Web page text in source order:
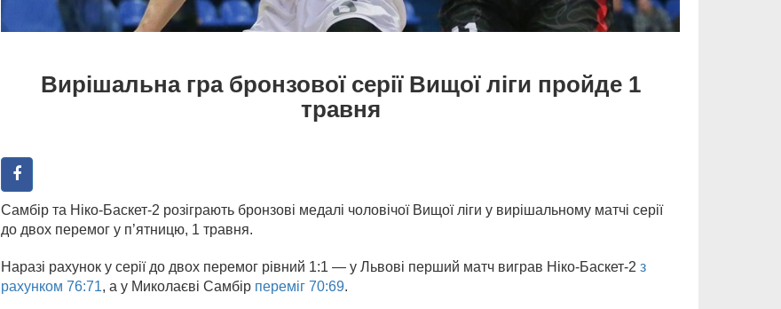
Вирішальна гра бронзової серії Вищої ліги пройде 1
травня
Самбір та Ніко-Баскет-2 розіграють бронзові медалі чоловічої Вищої ліги у вирішальному матчі серії
до двох перемог у п’ятницю, 1 травня.
Наразі рахунок у серії до двох перемог рівний 1:1 — у Львові перший матч виграв Ніко-Баскет-2 з
рахунком 76:71, а у Миколаєві Самбір переміг 70:69.